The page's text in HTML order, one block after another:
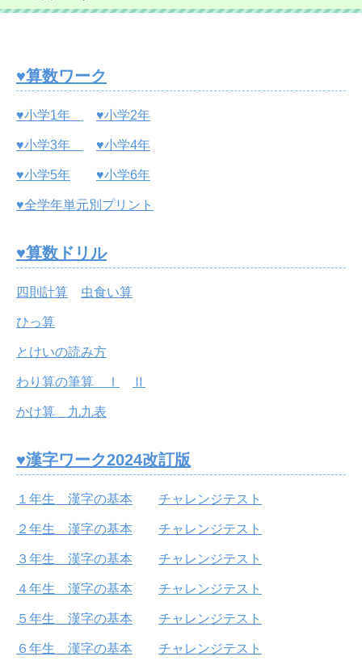
♥算数ワーク
♥小学1年 ♥小学2年
♥小学3年 ♥小学4年
♥小学5年 ♥小学6年
♥全学年単元別プリント
♥算数ドリル
四則計算 虫食い算
ひっ算
とけいの読み方
わり算の筆算 Ⅰ Ⅱ
かけ算 九九表
♥漢字ワーク2024改訂版
１年生 漢字の基本 チャレンジテスト
２年生 漢字の基本 チャレンジテスト
３年生 漢字の基本 チャレンジテスト
４年生 漢字の基本 チャレンジテスト
５年生 漢字の基本 チャレンジテスト
６年生 漢字の基本 チャレンジテスト